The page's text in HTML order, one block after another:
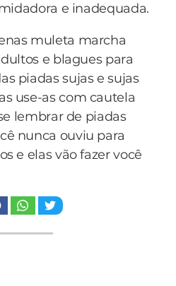
Você despeja na cabeça,
sai fantasiado de maçã
e inadequada.
muleta marcha
e blagues para
piadas sujas e sujas
use-as com cautela
lembrar de piadas
nunca ouviu para
e elas vão fazer você